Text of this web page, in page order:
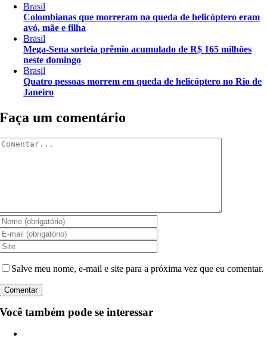
Brasil
Colombianas que morreram na queda de helicóptero eram
avó, mãe e filha
Brasil
Mega-Sena sorteia prêmio acumulado de R$ 165 milhões
neste domingo
Brasil
Quatro pessoas morrem em queda de helicóptero no Rio de
Janeiro
Faça um comentário
Salve meu nome, e-mail e site para a próxima vez que eu comentar.
Você também pode se interessar